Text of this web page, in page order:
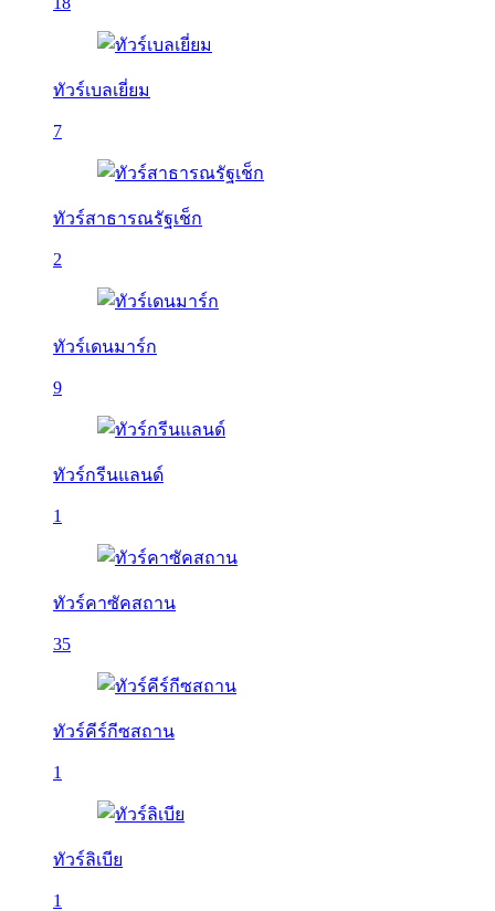
ทัวร์เบลเยี่ยม
7
ทัวร์สาธารณรัฐเช็ก
2
ทัวร์เดนมาร์ก
9
ทัวร์กรีนแลนด์
1
ทัวร์คาซัคสถาน
35
ทัวร์คีร์กีซสถาน
1
ทัวร์ลิเบีย
1